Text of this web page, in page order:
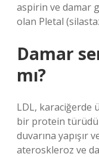
aspirin ve damar
olan Pletal
Damar
mı?
LDL, karaciğerde
bir protein
duvarına yapışır
ateroskleroz ve